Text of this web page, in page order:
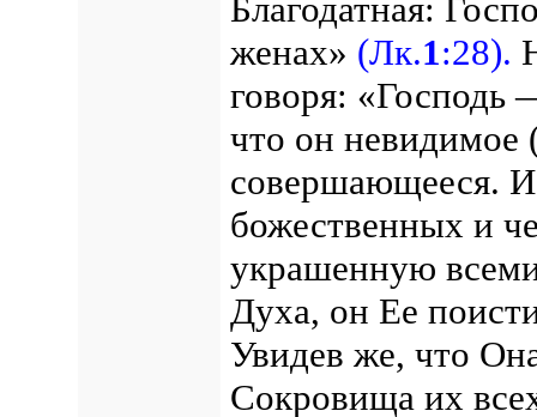
Благодатная:
женах» (Лк.1:28).
говоря: «Господь
что он невидимое
совершающееся. И
божественных и
украшенную
Духа, он Ее
Увидев же, что
Сокровища их